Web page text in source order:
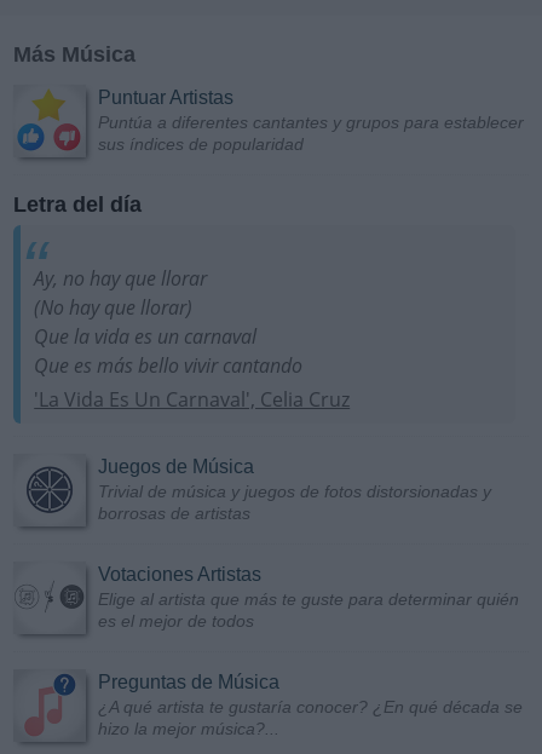
Más Música
Puntuar Artistas
Puntúa a diferentes cantantes y grupos para establecer
sus índices de popularidad
Letra del día
Ay, no hay que llorar
(No hay que llorar)
Que la vida es un carnaval
Que es más bello vivir cantando
'La Vida Es Un Carnaval', Celia Cruz
Juegos de Música
Trivial de música y juegos de fotos distorsionadas y
borrosas de artistas
Votaciones Artistas
Elige al artista que más te guste para determinar quién
es el mejor de todos
Preguntas de Música
¿A qué artista te gustaría conocer? ¿En qué década se
hizo la mejor música?...